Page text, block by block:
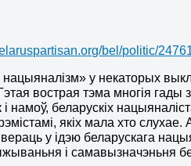
bel/politic/
у некаторых
вострая тэма многія гады
і намоў, беларускіх
якіх мала хто слухае.
вераць у ідэю беларускага
і самавызначэньня